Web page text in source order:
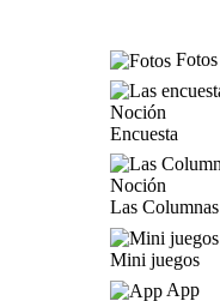
Fotos
Encuesta
Las Columnas
Mini juegos
App